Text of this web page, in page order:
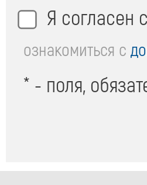
Я согласен
Оферта
*
ознакомиться с
* - поля,